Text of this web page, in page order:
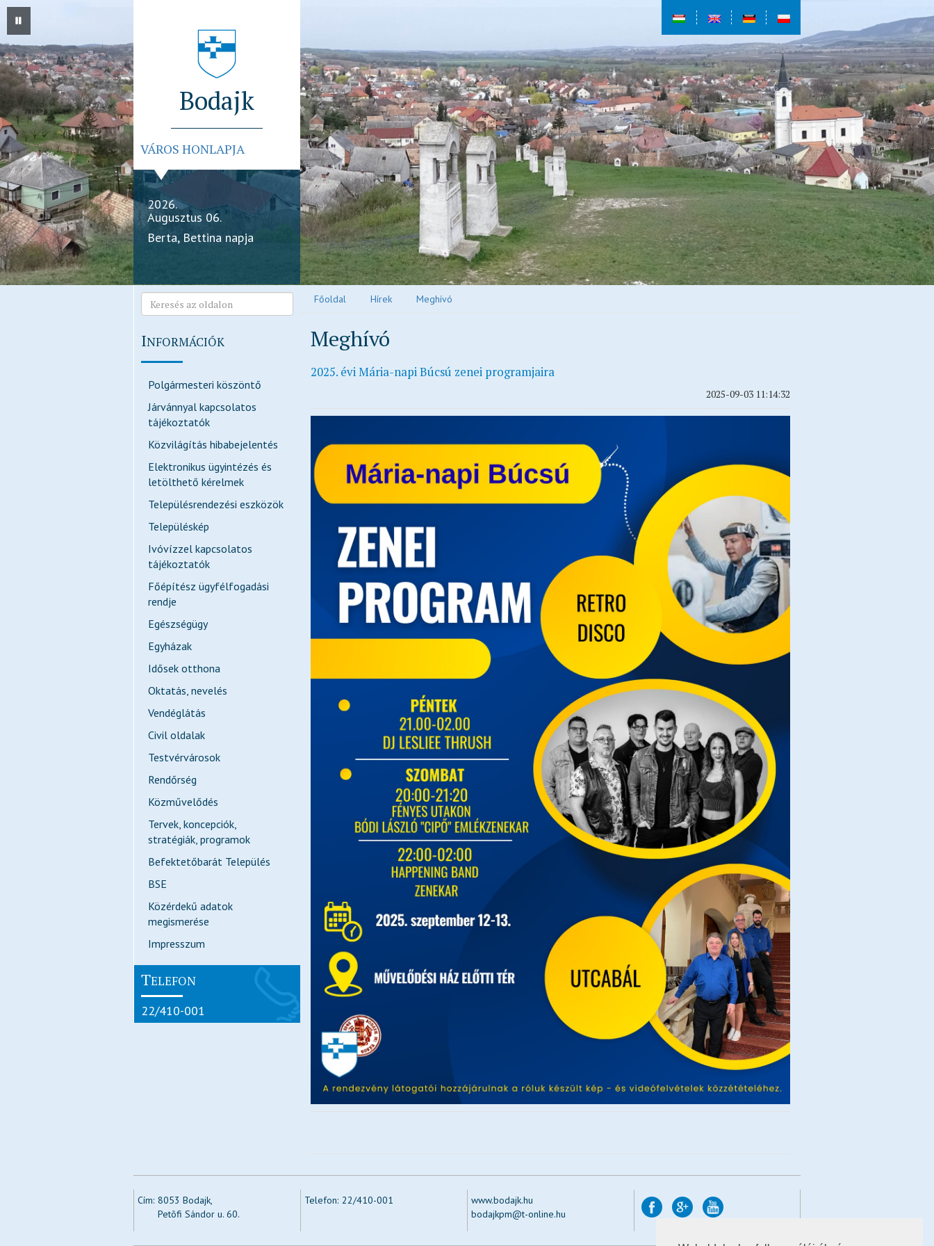
Bodajk
VÁROS HONLAPJA
2026.
Augusztus 06.
Berta, Bettina napja
INFORMÁCIÓK
Polgármesteri köszöntő
Járvánnyal kapcsolatos
tájékoztatók
Közvilágítás hibabejelentés
Elektronikus ügyintézés és
letölthető kérelmek
Településrendezési eszközök
Településkép
Ivóvízzel kapcsolatos
tájékoztatók
Főépítész ügyfélfogadási
rendje
Egészségügy
Egyházak
Idősek otthona
Oktatás, nevelés
Vendéglátás
Civil oldalak
Testvérvárosok
Rendőrség
Közművelődés
Tervek, koncepciók,
stratégiák, programok
Befektetőbarát Település
BSE
Közérdekű adatok
megismerése
Impresszum
TELEFON
22/410-001
Főoldal Hírek Meghívó
Meghívó
2025. évi Mária-napi Búcsú zenei programjaira
2025-09-03 11:14:32
Cím: 8053 Bodajk,
Petõfi Sándor u. 60.
Telefon: 22/410-001
www.bodajk.hu
bodajkpm@t-online.hu